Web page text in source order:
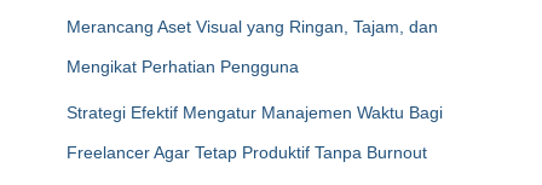
Merancang Aset Visual yang Ringan, Tajam, dan
Mengikat Perhatian Pengguna
Strategi Efektif Mengatur Manajemen Waktu Bagi
Freelancer Agar Tetap Produktif Tanpa Burnout